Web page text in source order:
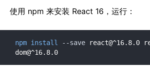
使用 npm 来安装 React 16，运行：
npm install --save react@^16.8.0
dom@^16.8.0